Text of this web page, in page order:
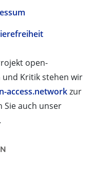
open-
und Kritik stehen wir
access.networkzur
Sie auch unser